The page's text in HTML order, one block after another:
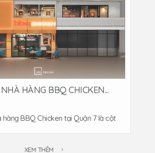
HÀNG BBQ CHICKEN...
hàng BBQ Chicken tại Quận 7 là cột
XEM THÊM